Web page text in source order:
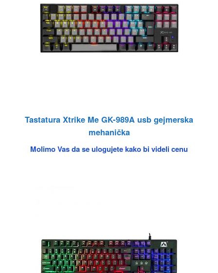
Tastatura Xtrike Me GK-989A usb gejmerska
mehanička
Molimo Vas da se ulogujete kako bi videli cenu